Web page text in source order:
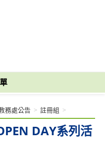
DAY系列活
務處公告 > 註冊組 >